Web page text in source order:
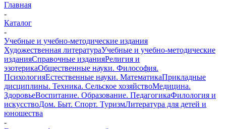
Главная
-
Каталог
-
Учебные и учебно-методические издания
Художественная литератураУчебные и учебно-методические
изданияСправочные изданияРелигия и
эзотерикаОбщественные науки. Философия.
ПсихологияЕстественные науки. МатематикаПрикладные
дисциплины. Техника. Сельское хозяйствоМедицина.
ЗдоровьеВоспитание. Образование. ПедагогикаФилология и
искусствоДом. Быт. Спорт. ТуризмЛитература для детей и
юношества
-